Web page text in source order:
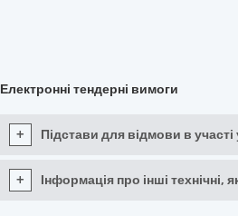
Електронні тендерні вимоги
+ Підстави для відмови в участі
+ Інформація про інші технічні,